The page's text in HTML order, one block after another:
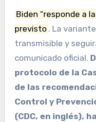
Biden “responde a
previsto . La
transmisible y
comunicado oficial.
protocolo de la
de las
Control y
(CDC, en inglés),